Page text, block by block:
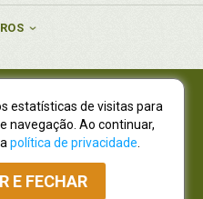
77.535.508/0001-19
01.701.561/0001-80
7665, São Lourenço |
CEP 82210-310
Atacado: (41) 4009-3939
estatísticas de visitas para
navegação. Ao continuar,
política de privacidade
E FECHAR